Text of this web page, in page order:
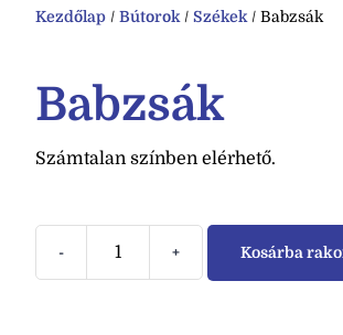
Kezdőlap / Bútorok / Székek / Babzsák
Babzsák
Számtalan színben elérhető.
- + Kosárba